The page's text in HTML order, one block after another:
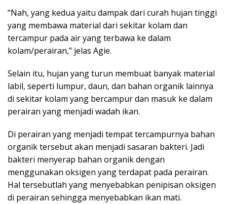
“Nah, yang kedua yaitu dampak dari curah hujan tinggi
yang membawa material dari sekitar kolam dan
tercampur pada air yang terbawa ke dalam
kolam/perairan,” jelas Agie.
Selain itu, hujan yang turun membuat banyak material
labil, seperti lumpur, daun, dan bahan organik lainnya
di sekitar kolam yang bercampur dan masuk ke dalam
perairan yang menjadi wadah ikan.
Di perairan yang menjadi tempat tercampurnya bahan
organik tersebut akan menjadi sasaran bakteri. Jadi
bakteri menyerap bahan organik dengan
menggunakan oksigen yang terdapat pada perairan.
Hal tersebutlah yang menyebabkan penipisan oksigen
di perairan sehingga menyebabkan ikan mati.